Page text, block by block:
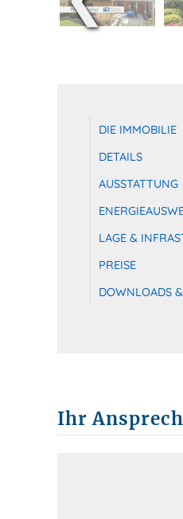
DIE IMMOBILIE
DETAILS
AUSSTATTUNG
LAGE &
PREISE
DOWNLOADS
Ihr